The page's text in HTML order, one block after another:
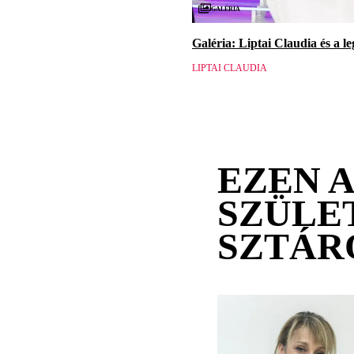
Galéria
Galéria: Liptai Claudia és a
LIPTAI CLAUDIA
EZEN